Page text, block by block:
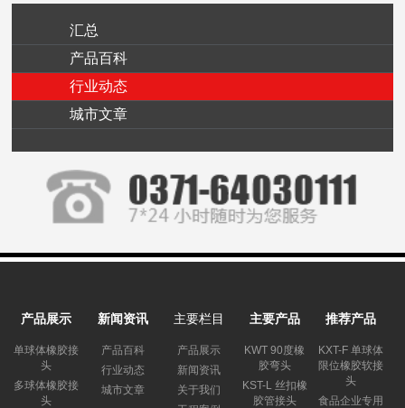
汇总
产品百科
行业动态
城市文章
产品展示
单球体橡胶接
头
多球体橡胶接
头
新闻资讯
产品百科
行业动态
城市文章
主要栏目
产品展示
新闻资讯
关于我们
主要产品
KWT 90度橡
胶弯头
KST-L 丝扣橡
胶管接头
推荐产品
KXT-F 单球体
限位橡胶软接
头
食品企业专用